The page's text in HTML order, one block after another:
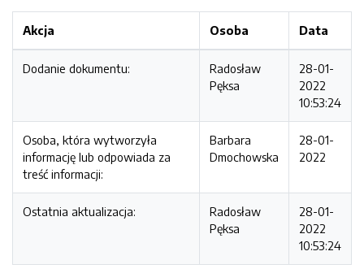
Akcja Osoba Data
Dodanie dokumentu:
Radosław
Pęksa
28-01-
2022
10:53:24
Osoba, która wytworzyła
informację lub odpowiada za
treść informacji:
Barbara
Dmochowska
28-01-
2022
Ostatnia aktualizacja:
Radosław
Pęksa
28-01-
2022
10:53:24